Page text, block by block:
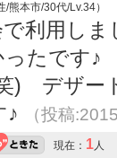
熊本市/30代/Lv.34）
で利用し
ったです
) デザー
♪
（投稿
現在： 1人